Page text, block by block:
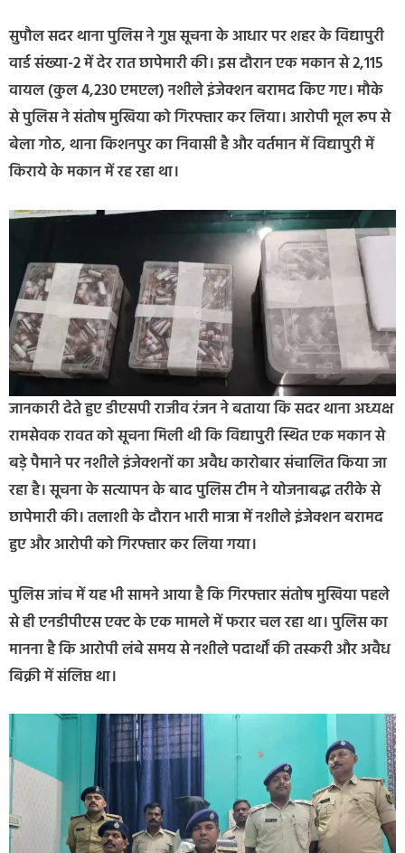
सुपौल सदर थाना पुलिस ने गुप्त सूचना के आधार पर शहर के विद्यापुरी
वार्ड संख्या-2 में देर रात छापेमारी की। इस दौरान एक मकान से 2,115
वायल (कुल 4,230 एमएल) नशीले इंजेक्शन बरामद किए गए। मौके
से पुलिस ने संतोष मुखिया को गिरफ्तार कर लिया। आरोपी मूल रूप से
बेला गोठ, थाना किशनपुर का निवासी है और वर्तमान में विद्यापुरी में
किराये के मकान में रह रहा था।
जानकारी देते हुए डीएसपी राजीव रंजन ने बताया कि सदर थाना अध्यक्ष
रामसेवक रावत को सूचना मिली थी कि विद्यापुरी स्थित एक मकान से
बड़े पैमाने पर नशीले इंजेक्शनों का अवैध कारोबार संचालित किया जा
रहा है। सूचना के सत्यापन के बाद पुलिस टीम ने योजनाबद्ध तरीके से
छापेमारी की। तलाशी के दौरान भारी मात्रा में नशीले इंजेक्शन बरामद
हुए और आरोपी को गिरफ्तार कर लिया गया।
पुलिस जांच में यह भी सामने आया है कि गिरफ्तार संतोष मुखिया पहले
से ही एनडीपीएस एक्ट के एक मामले में फरार चल रहा था। पुलिस का
मानना है कि आरोपी लंबे समय से नशीले पदार्थों की तस्करी और अवैध
बिक्री में संलिप्त था।